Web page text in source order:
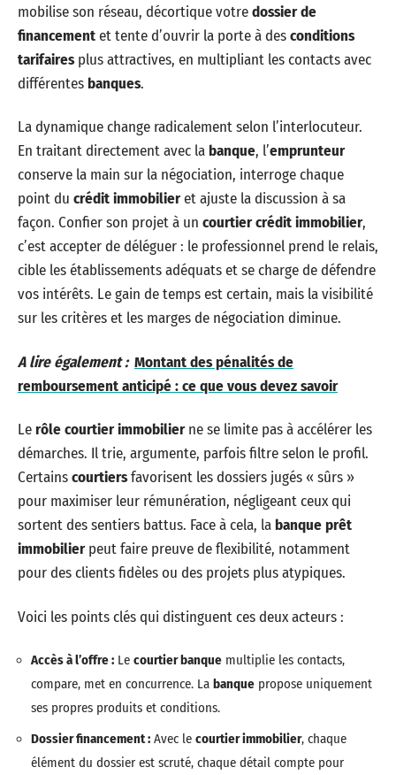
mobilise son réseau, décortique votredossier de
financementet tente d’ouvrir la porte à desconditions
tarifairesplus attractives, en multipliant les contacts avec
différentesbanques.
La dynamique change radicalement selon l’interlocuteur.
En traitant directement avec la banque, l’emprunteur
conserve la main sur la négociation, interroge chaque
point du crédit immobilieret ajuste la discussion à sa
façon. Confier son projet à un courtier crédit immobilier,
c’est accepter de déléguer : le professionnel prend le relais,
cible les établissements adéquats et se charge de défendre
vos intérêts. Le gain de temps est certain, mais la visibilité
sur les critères et les marges de négociation diminue.
A lire également : Montant des pénalités de
remboursement anticipé : ce que vous devez savoir
Lerôle courtier immobilierne se limite pas à accélérer les
démarches. Il trie, argumente, parfois filtre selon le profil.
Certainscourtiersfavorisent les dossiers jugés « sûrs »
pour maximiser leur rémunération, négligeant ceux qui
sortent des sentiers battus. Face à cela, la banque prêt
immobilierpeut faire preuve de flexibilité, notamment
pour des clients fidèles ou des projets plus atypiques.
Voici les points clés qui distinguent ces deux acteurs :
Accès à l’offre : Le courtier banque multiplie les contacts,
compare, met en concurrence. La banque propose uniquement
ses propres produits et conditions.
Dossier financement : Avec le courtier immobilier, chaque
élément du dossier est scruté, chaque détail compte pour